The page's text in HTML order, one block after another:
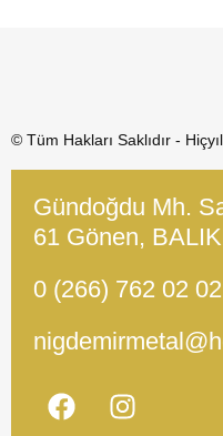
© Tüm Hakları Saklıdır -
Gündoğdu Mh.
61 Gönen,
0 (266) 762 02 02